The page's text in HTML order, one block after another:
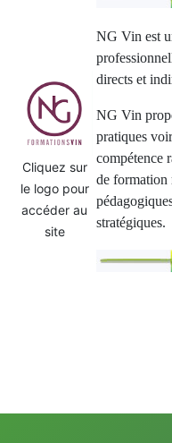
Cliquez sur
le logo pour
accéder au
site
NG Vin est
directs et
NG Vin
pratiques
compétence
de formation
pédago
stratégiques.